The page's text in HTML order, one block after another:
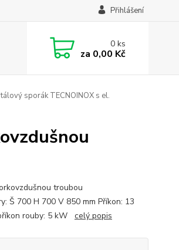
Přihlášení
0ks
za 0,00 Kč
sporák TECNOINOX s el.
troubou
Š 700 H 700 V 850 mm Příkon: 13
rouby: 5 kW celý popis